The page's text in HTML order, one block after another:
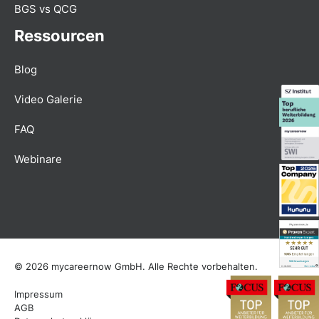
BGS vs QCG
Ressourcen
Blog
Video Galerie
FAQ
Webinare
© 2026 mycareernow GmbH. Alle Rechte vorbehalten.
Impressum
AGB